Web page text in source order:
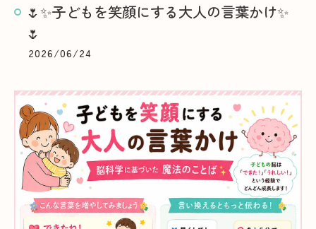
🌷✨子どもを笑顔にする大人の言葉かけ✨
🌷
2026/06/24